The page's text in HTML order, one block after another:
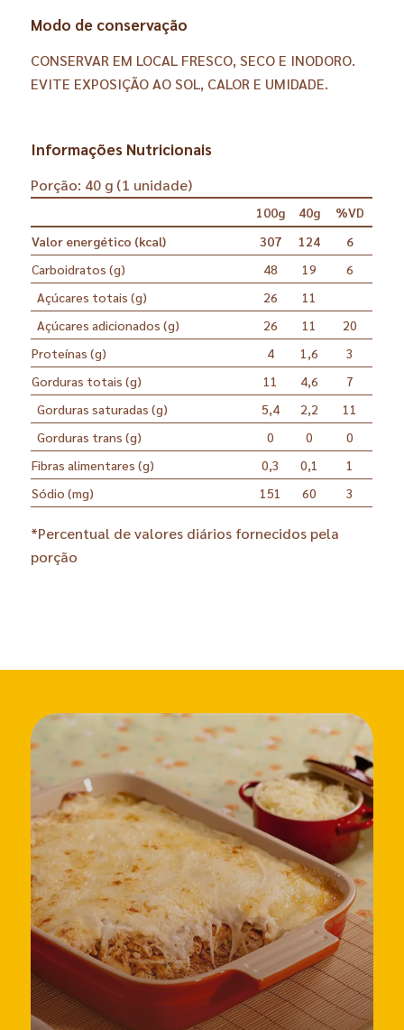
Modo de conservação
CONSERVAR EM LOCAL FRESCO, SECO E INODORO.
EVITE EXPOSIÇÃO AO SOL, CALOR E UMIDADE.
Informações Nutricionais
Porção: 40 g (1 unidade)
100g 40g
%VD
Valor energético (kcal)
307 124
6
Carboidratos (g)
48 19
6
Açúcares totais (g)
26
11
Açúcares adicionados (g)
26 11
20
Proteínas (g)
4 1,6
3
Gorduras totais (g)
11 4,6
7
Gorduras saturadas (g)
5,4 2,2
11
Gorduras trans (g)
0 0
0
Fibras alimentares (g)
0,3 0,1
1
Sódio (mg)
151 60 3
*Percentual de valores diários fornecidos pela
porção